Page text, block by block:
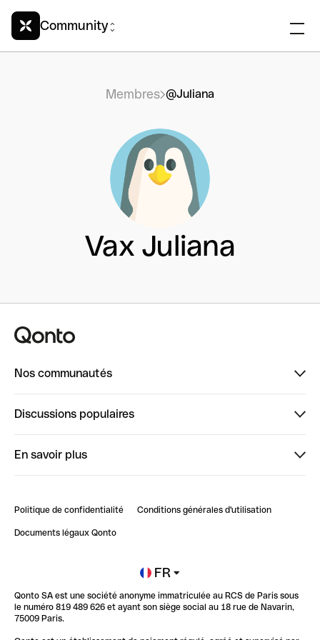
Community
Membres @Juliana
Vax Juliana
Nos communautés
ClubQonto
Discussions populaires
Impact de l'IA sur les carrières/productivité
En savoir plus
Blog
Newsroom
Glossaire finance
Politique de confidentialité Conditions générales d'utilisation
Documents légaux Qonto
FR
Qonto SA est une société anonyme immatriculée au RCS de Paris sous
le numéro 819 489 626 et ayant son siège social au 18 rue de Navarin,
75009 Paris.